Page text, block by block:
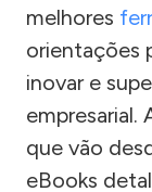
melhores
orientações
inovar e
empresarial.
que vão
eBooks